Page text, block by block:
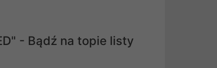
- Bądź na topie listy